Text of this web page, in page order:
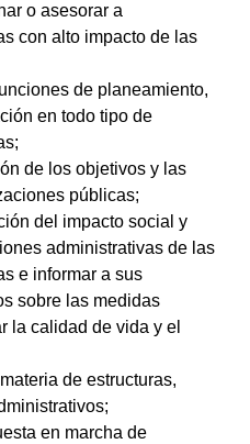
o asesorar a
con alto impacto de las
de planeamiento,
en todo tipo de
de los objetivos y las
públicas;
del impacto social y
administrativas de las
e informar a sus
sobre las medidas
la calidad de vida y el
de estructuras,
en marcha de